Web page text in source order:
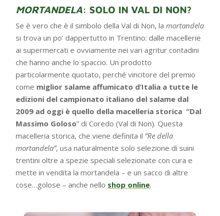
MORTANDELA: SOLO IN VAL DI NON?
Se è vero che è il simbolo della Val di Non, lamortandela
si trova un po’ dappertutto in Trentino: dalle macellerie
ai supermercati e ovviamente nei vari agritur contadini
che hanno anche lo spaccio. Un prodotto
particolarmente quotato, perché vincitore del premio
come miglior salame affumicato d’Italia a tutte le
edizioni del campionato italiano del salame dal
2009 ad oggi è quello della macelleria storica “Dal
Massimo Goloso” di Coredo (Val di Non). Questa
macelleria storica, che viene definita il “Re della
mortandela”, usa naturalmente solo selezione di suini
trentini oltre a spezie speciali selezionate con cura e
mette in vendita la mortandela – e un sacco di altre
cose…golose – anche nello shop online.